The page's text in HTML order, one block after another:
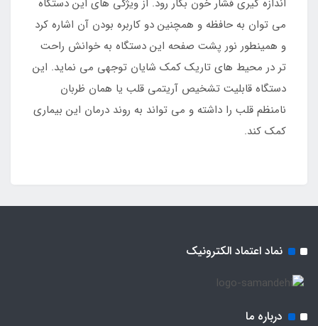
می توان به حافظه و همچنین دو کاربره بودن آن اشاره کرد
و همینطور نور پشت صفحه این دستگاه به خوانش راحت
تر در محیط های تاریک کمک شایان توجهی می نماید. این
دستگاه قابلیت تشخیص آریتمی قلب یا همان ظربان
نامنظم قلب را داشته و می تواند به روند درمان این بیماری
کمک کند.
نماد اعتماد الکترونیک
درباره ما